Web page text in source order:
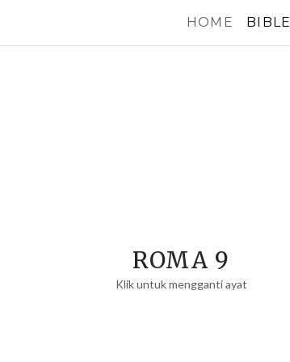
HOME BIBLE
ROMA 9
Klik untuk mengganti ayat